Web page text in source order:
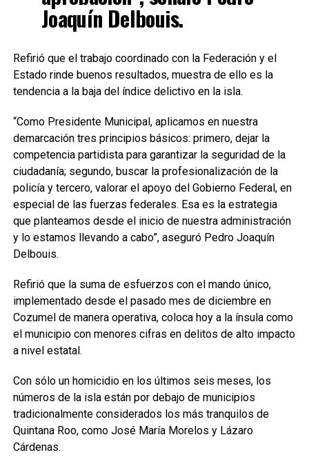
Joaquín Delbouis.
Refirió que el trabajo coordinado con la Federación y el
Estado rinde buenos resultados, muestra de ello es la
tendencia a la baja del índice delictivo en la isla.
“Como Presidente Municipal, aplicamos en nuestra
demarcación tres principios básicos: primero, dejar la
competencia partidista para garantizar la seguridad de la
ciudadanía; segundo, buscar la profesionalización de la
policía y tercero, valorar el apoyo del Gobierno Federal, en
especial de las fuerzas federales. Esa es la estrategia
que planteamos desde el inicio de nuestra administración
y lo estamos llevando a cabo”, aseguró Pedro Joaquín
Delbouis.
Refirió que la suma de esfuerzos con el mando único,
implementado desde el pasado mes de diciembre en
Cozumel de manera operativa, coloca hoy a la ínsula como
el municipio con menores cifras en delitos de alto impacto
a nivel estatal.
Con sólo un homicidio en los últimos seis meses, los
números de la isla están por debajo de municipios
tradicionalmente considerados los más tranquilos de
Quintana Roo, como José María Morelos y Lázaro
Cárdenas.